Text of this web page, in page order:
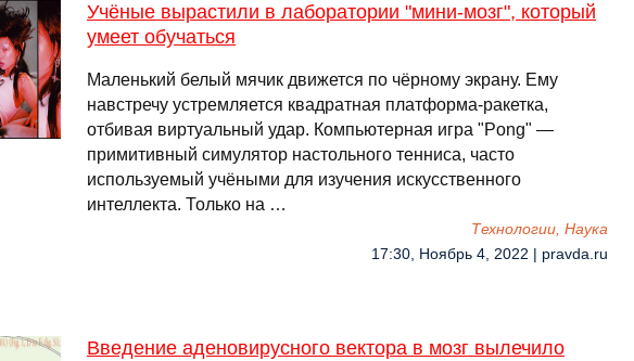
Учёные вырастили в лаборатории "мини-мозг", который
умеет обучаться
Маленький белый мячик движется по чёрному экрану. Ему
навстречу устремляется квадратная платформа-ракетка,
отбивая виртуальный удар. Компьютерная игра "Pong" —
примитивный симулятор настольного тенниса, часто
используемый учёными для изучения искусственного
интеллекта. Только на …
Технологии, Наука
17:30, Ноябрь 4, 2022 | pravda.ru
Введение аденовирусного вектора в мозг вылечило